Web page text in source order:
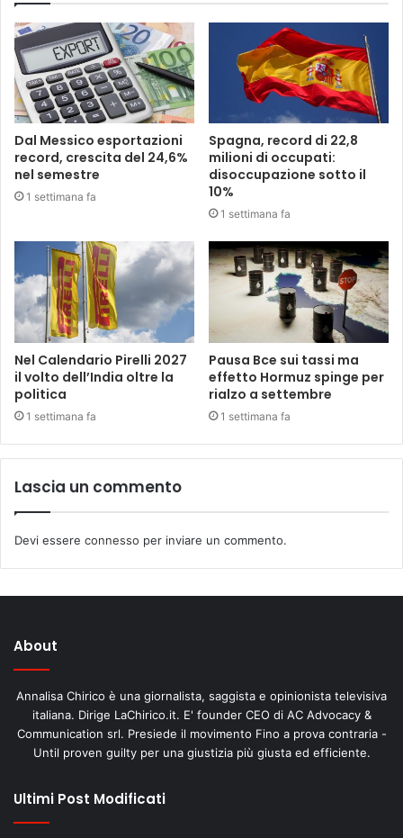
Dal Messico esportazioni
record, crescita del 24,6%
nel semestre
1 settimana fa
Spagna, record di 22,8
milioni di occupati:
disoccupazione sotto il
10%
1 settimana fa
Nel Calendario Pirelli 2027
il volto dell’India oltre la
politica
1 settimana fa
Pausa Bce sui tassi ma
effetto Hormuz spinge per
rialzo a settembre
1 settimana fa
Lascia un commento
Devi essere connesso per inviare un commento.
About
Annalisa Chirico è una giornalista, saggista e opinionista televisiva
italiana. Dirige LaChirico.it. E' founder CEO di AC Advocacy &
Communication srl. Presiede il movimento Fino a prova contraria -
Until proven guilty per una giustizia più giusta ed efficiente.
Ultimi Post Modificati